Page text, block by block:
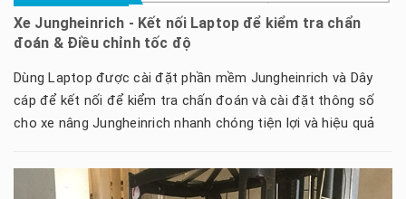
Xe Jungheinrich - Kết nối Laptop để kiểm tra chẩn
đoán & Điều chỉnh tốc độ
Dùng Laptop được cài đặt phần mềm Jungheinrich và Dây
cáp để kết nối để kiểm tra chấn đoán và cài đặt thông số
cho xe nâng Jungheinrich nhanh chóng tiện lợi và hiệu quả